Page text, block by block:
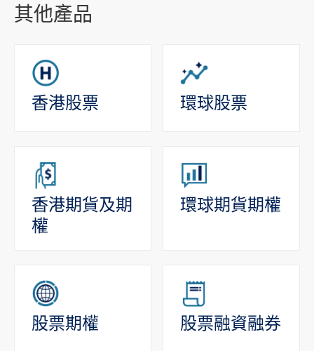
其他產品
香港股票 環球股票
香港期貨及期
權
環球期貨期權
股票期權 股票融資融券